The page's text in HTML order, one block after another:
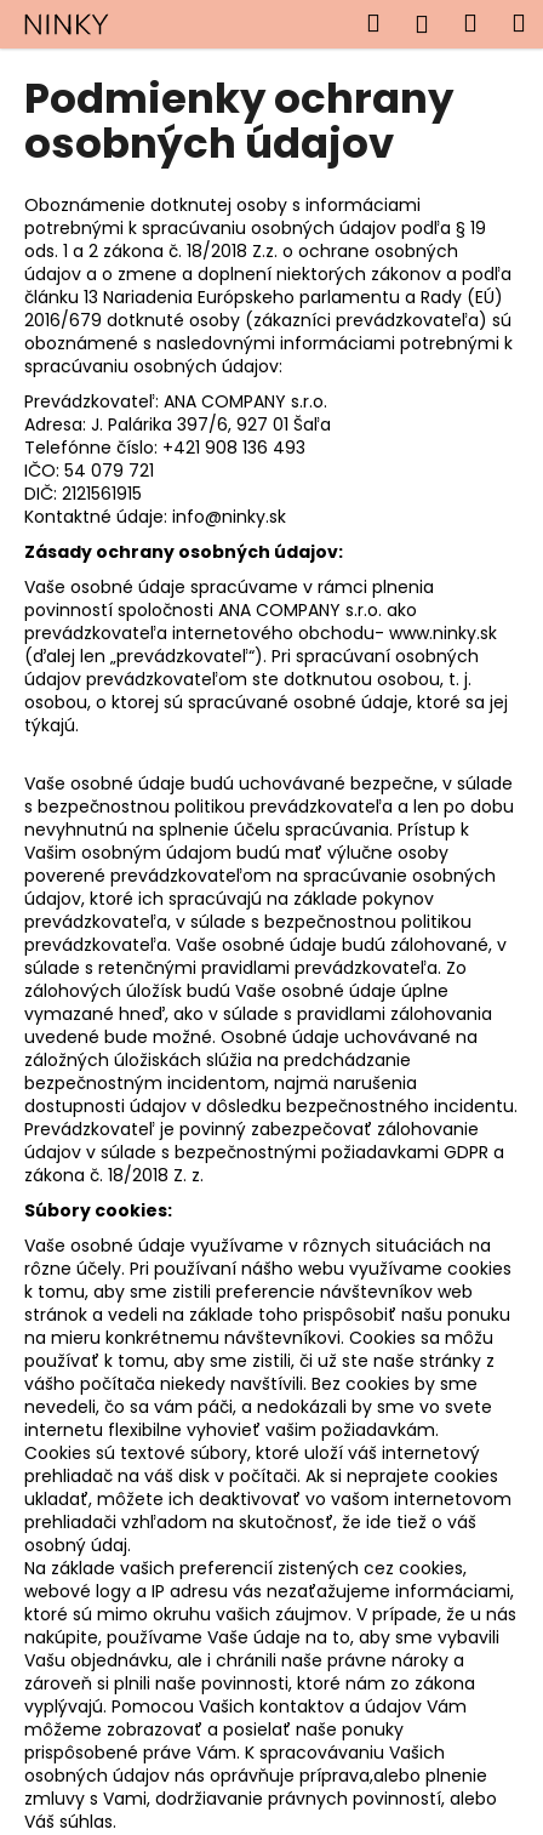
Prejsť
obsah
Hľadať
Podmienky ochrany
osobných údajov
Oboznámenie dotknutej osoby s informáciami
potrebnými k spracúvaniu osobných údajov podľa § 19
ods. 1 a 2 zákona č. 18/2018 Z.z. o ochrane osobných
údajov a o zmene a doplnení niektorých zákonov a podľa
článku 13 Nariadenia Európskeho parlamentu a Rady (EÚ)
2016/679 dotknuté osoby (zákazníci prevádzkovateľa) sú
oboznámené s nasledovnými informáciami potrebnými k
spracúvaniu osobných údajov:
Prevádzkovateľ: ANA COMPANY s.r.o.
Adresa: J. Palárika 397/6, 927 01 Šaľa
Telefónne číslo: +421 908 136 493
IČO: 54 079 721
DIČ: 2121561915
Kontaktné údaje: info@ninky.sk
Zásady ochrany osobných údajov:
Vaše osobné údaje spracúvame v rámci plnenia
povinností spoločnosti ANA COMPANY s.r.o. ako
prevádzkovateľa internetového obchodu- www.ninky.sk
(ďalej len „prevádzkovateľ“). Pri spracúvaní osobných
údajov prevádzkovateľom ste dotknutou osobou, t. j.
osobou, o ktorej sú spracúvané osobné údaje, ktoré sa jej
týkajú.
Vaše osobné údaje budú uchovávané bezpečne, v súlade
s bezpečnostnou politikou prevádzkovateľa a len po dobu
nevyhnutnú na splnenie účelu spracúvania. Prístup k
Vašim osobným údajom budú mať výlučne osoby
poverené prevádzkovateľom na spracúvanie osobných
údajov, ktoré ich spracúvajú na základe pokynov
prevádzkovateľa, v súlade s bezpečnostnou politikou
prevádzkovateľa. Vaše osobné údaje budú zálohované, v
súlade s retenčnými pravidlami prevádzkovateľa. Zo
zálohových úložísk budú Vaše osobné údaje úplne
vymazané hneď, ako v súlade s pravidlami zálohovania
uvedené bude možné. Osobné údaje uchovávané na
záložných úložiskách slúžia na predchádzanie
bezpečnostným incidentom, najmä narušenia
dostupnosti údajov v dôsledku bezpečnostného incidentu.
Prevádzkovateľ je povinný zabezpečovať zálohovanie
údajov v súlade s bezpečnostnými požiadavkami GDPR a
zákona č. 18/2018 Z. z.
Súbory cookies:
Vaše osobné údaje využívame v rôznych situáciách na
rôzne účely. Pri používaní nášho webu využívame cookies
k tomu, aby sme zistili preferencie návštevníkov web
stránok a vedeli na základe toho prispôsobiť našu ponuku
na mieru konkrétnemu návštevníkovi. Cookies sa môžu
používať k tomu, aby sme zistili, či už ste naše stránky z
vášho počítača niekedy navštívili. Bez cookies by sme
nevedeli, čo sa vám páči, a nedokázali by sme vo svete
internetu flexibilne vyhovieť vašim požiadavkám.
Cookies sú textové súbory, ktoré uloží váš internetový
prehliadač na váš disk v počítači. Ak si neprajete cookies
ukladať, môžete ich deaktivovať vo vašom internetovom
prehliadači vzhľadom na skutočnosť, že ide tiež o váš
osobný údaj.
Na základe vašich preferencií zistených cez cookies,
webové logy a IP adresu vás nezaťažujeme informáciami,
ktoré sú mimo okruhu vašich záujmov. V prípade, že u nás
nakúpite, používame Vaše údaje na to, aby sme vybavili
Vašu objednávku, ale i chránili naše právne nároky a
zároveň si plnili naše povinnosti, ktoré nám zo zákona
vyplývajú. Pomocou Vašich kontaktov a údajov Vám
môžeme zobrazovať a posielať naše ponuky
prispôsobené práve Vám. K spracovávaniu Vašich
osobných údajov nás oprávňuje príprava,alebo plnenie
zmluvy s Vami, dodržiavanie právnych povinností, alebo
Váš súhlas.
o
Č
o
p
o
t
r
e
b
u
j
e
t
e
n
á
j
s
ť
?
HĽADAŤ
O
d
p
o
r
ú
č
a
m
e